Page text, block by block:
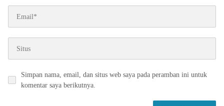
Simpan nama, email, dan situs web saya pada peramban ini untuk
komentar saya berikutnya.